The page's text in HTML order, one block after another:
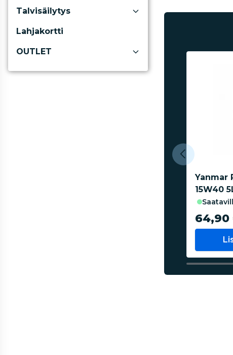
Talvisäilytys
Lahjakortti
OUTLET
Yanmar
15W40
64,90